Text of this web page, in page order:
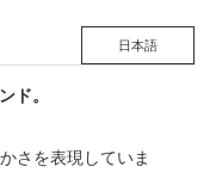
日本語
ド。
さを表現していま